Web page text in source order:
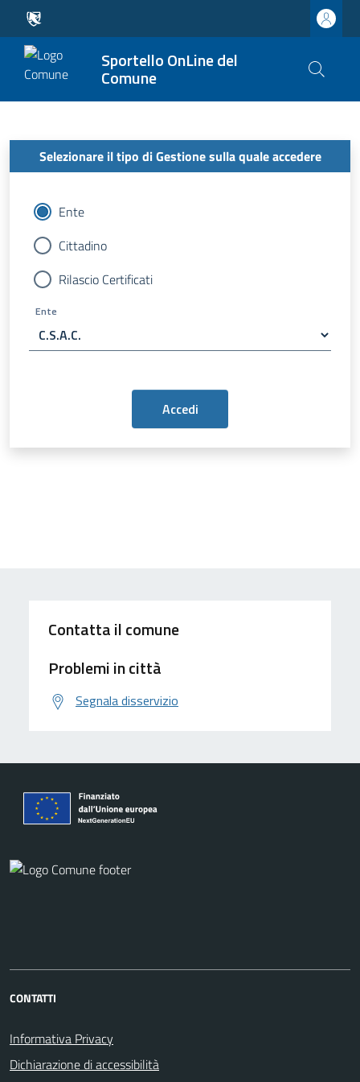
Sportello OnLine del
Comune
Selezionare il tipo di Gestione sulla quale accedere
Ente
Cittadino
Rilascio Certificati
Ente
Contatta il comune
Problemi in città
Segnala disservizio
CONTATTI
Informativa Privacy
Dichiarazione di accessibilità